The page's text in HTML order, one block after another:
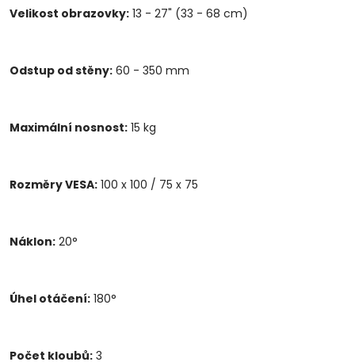
Velikost obrazovky: 13 - 27" (33 - 68 cm)
Odstup od stěny: 60 - 350 mm
Maximální nosnost: 15 kg
Rozměry VESA: 100 x 100 / 75 x 75
Náklon: 20°
Úhel otáčení: 180°
Počet kloubů: 3